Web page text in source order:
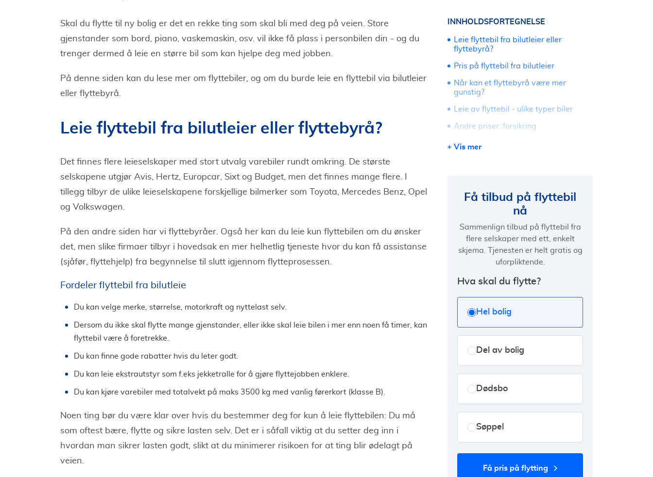
Skal du flytte til ny bolig er det en rekke ting som skal bli med deg på veien. Store
gjenstander som bord, piano, vaskemaskin, osv. vil ikke få plass i personbilen din - og du
trenger dermed å leie en større bil som kan hjelpe deg med jobben.
På denne siden kan du lese mer om flyttebiler, og om du burde leie en flyttebil via bilutleier
eller flyttebyrå.
Leie flyttebil fra bilutleier eller flyttebyrå?
Det finnes flere leieselskaper med stort utvalg varebiler rundt omkring. De største
selskapene utgjør Avis, Hertz, Europcar, Sixt og Budget, men det finnes mange flere. I
tillegg tilbyr de ulike leieselskapene forskjellige bilmerker som Toyota, Mercedes Benz, Opel
og Volkswagen.
På den andre siden har vi flyttebyråer. Også her kan du leie kun flyttebilen om du ønsker
det, men slike firmaer tilbyr i hovedsak en mer helhetlig tjeneste hvor du kan få assistanse
(sjåfør, flyttehjelp) fra begynnelse til slutt igjennom flytteprosessen.
Fordeler flyttebil fra bilutleie
Du kan velge merke, størrelse, motorkraft og nyttelast selv.
Dersom du ikke skal flytte mange gjenstander, eller ikke skal leie bilen i mer enn noen få timer, kan
flyttebil være å foretrekke.
Du kan finne gode rabatter hvis du leter godt.
Du kan leie ekstrautstyr som f.eks jekketralle for å gjøre flyttejobben enklere.
Du kan kjøre varebiler med totalvekt på maks 3500 kg med vanlig førerkort (klasse B).
Noen ting bør du være klar over hvis du bestemmer deg for kun å leie flyttebilen: Du må
som oftest bære, flytte og sikre lasten selv. Det er i såfall viktig at du setter deg inn i
hvordan man sikrer lasten godt, slikt at du minimerer risikoen for at ting blir ødelagt på
veien.
INNHOLDSFORTEGNELSE
Leie flyttebil fra bilutleier eller
flyttebyrå?
Pris på flyttebil fra bilutleier
Når kan et flyttebyrå være mer
gunstig?
Leie av flyttebil - ulike typer biler
Andre priser: forsikring
Innlevering av leiebilen
Vis mer
Få tilbud på flyttebil
nå
Sammenlign tilbud på flyttebil fra
flere selskaper med ett, enkelt
skjema. Tjenesten er helt gratis og
uforpliktende.
Hva skal du flytte?
Hel bolig
Del av bolig
Dødsbo
Søppel
få pris på flytting